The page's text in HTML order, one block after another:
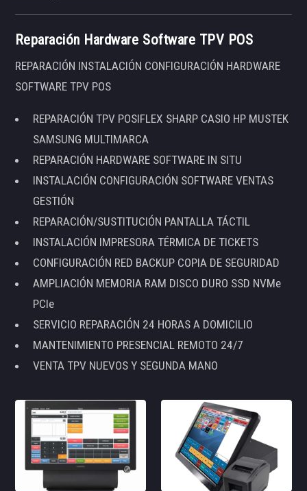
Reparación Hardware Software TPV POS
REPARACIÓN INSTALACIÓN CONFIGURACIÓN HARDWARE
SOFTWARE TPV POS
REPARACIÓN TPV POSIFLEX SHARP CASIO HP MUSTEK
SAMSUNG MULTIMARCA
REPARACIÓN HARDWARE SOFTWARE IN SITU
INSTALACIÓN CONFIGURACIÓN SOFTWARE VENTAS
GESTIÓN
REPARACIÓN/SUSTITUCIÓN PANTALLA TÁCTIL
INSTALACIÓN IMPRESORA TÉRMICA DE TICKETS
CONFIGURACIÓN RED BACKUP COPIA DE SEGURIDAD
AMPLIACIÓN MEMORIA RAM DISCO DURO SSD NVMe
PCIe
SERVICIO REPARACIÓN 24 HORAS A DOMICILIO
MANTENIMIENTO PRESENCIAL REMOTO 24/7
VENTA TPV NUEVOS Y SEGUNDA MANO